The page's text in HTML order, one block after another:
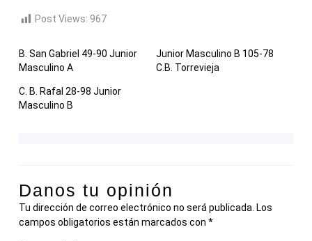
Post Views: 967
B. San Gabriel 49-90 Junior
Masculino A
Junior Masculino B 105-78
C.B. Torrevieja
C. B. Rafal 28-98 Junior
Masculino B
Danos tu opinión
Tu dirección de correo electrónico no será publicada. Los
campos obligatorios están marcados con *